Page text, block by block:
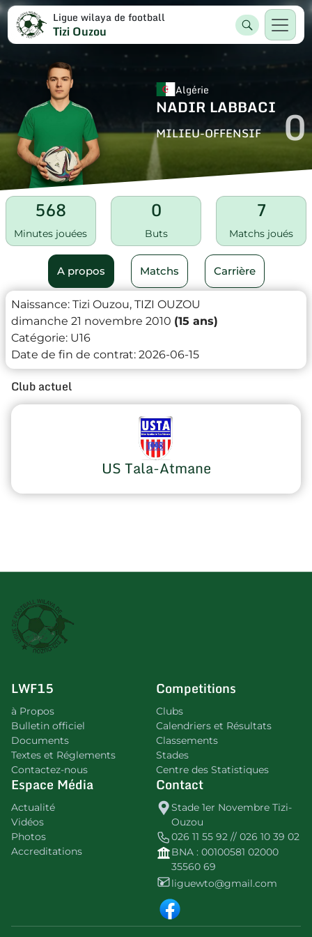
Ligue wilaya de football
Tizi Ouzou
Algérie
NADIR LABBACI
MILIEU-OFFENSIF 0
568
Minutes jouées
0
Buts
7
Matchs joués
A propos Matchs Carrière
Naissance: Tizi Ouzou, TIZI OUZOU
dimanche 21 novembre 2010 (15 ans)
Catégorie: U16
Date de fin de contrat: 2026-06-15
Club actuel
US Tala-Atmane
LWF15
à Propos
Bulletin officiel
Documents
Textes et Réglements
Contactez-nous
Competitions
Clubs
Calendriers et Résultats
Classements
Stades
Centre des Statistiques
Espace Média
Actualité
Vidéos
Photos
Accreditations
Contact
Stade 1er Novembre Tizi-
Ouzou
026 11 55 92 // 026 10 39 02
BNA : 00100581 02000
35560 69
liguewto@gmail.com